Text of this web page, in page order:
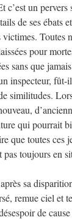
c’est un
de ses ébats
victimes. Toutes
pour
sans que
inspecteur,
similitudes.
qui pourrait
que toutes ces
pas toujours en
sa
remue ciel et
de